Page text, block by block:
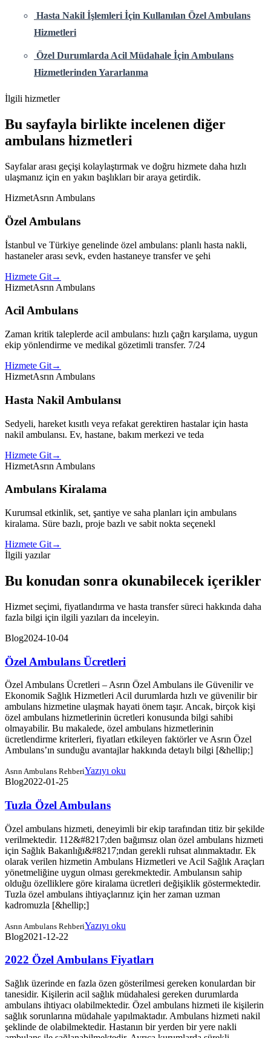
Hasta Nakil İşlemleri İçin Kullanılan Özel Ambulans
Hizmetleri
Özel Durumlarda Acil Müdahale İçin Ambulans
Hizmetlerinden Yararlanma
İlgili hizmetler
Bu sayfayla birlikte incelenen diğer
ambulans hizmetleri
Sayfalar arası geçişi kolaylaştırmak ve doğru hizmete daha hızlı
ulaşmanız için en yakın başlıkları bir araya getirdik.
HizmetAsrın Ambulans
Özel Ambulans
İstanbul ve Türkiye genelinde özel ambulans: planlı hasta nakli,
hastaneler arası sevk, evden hastaneye transfer ve şehi
Hizmete Git→
HizmetAsrın Ambulans
Acil Ambulans
Zaman kritik taleplerde acil ambulans: hızlı çağrı karşılama, uygun
ekip yönlendirme ve medikal gözetimli transfer. 7/24
Hizmete Git→
HizmetAsrın Ambulans
Hasta Nakil Ambulansı
Sedyeli, hareket kısıtlı veya refakat gerektiren hastalar için hasta
nakil ambulansı. Ev, hastane, bakım merkezi ve teda
Hizmete Git→
HizmetAsrın Ambulans
Ambulans Kiralama
Kurumsal etkinlik, set, şantiye ve saha planları için ambulans
kiralama. Süre bazlı, proje bazlı ve sabit nokta seçenekl
Hizmete Git→
İlgili yazılar
Bu konudan sonra okunabilecek içerikler
Hizmet seçimi, fiyatlandırma ve hasta transfer süreci hakkında daha
fazla bilgi için ilgili yazıları da inceleyin.
Blog2024-10-04
Özel Ambulans Ücretleri
Özel Ambulans Ücretleri – Asrın Özel Ambulans ile Güvenilir ve
Ekonomik Sağlık Hizmetleri Acil durumlarda hızlı ve güvenilir bir
ambulans hizmetine ulaşmak hayati önem taşır. Ancak, birçok kişi
özel ambulans hizmetlerinin ücretleri konusunda bilgi sahibi
olmayabilir. Bu makalede, özel ambulans hizmetlerinin
ücretlendirme kriterleri, fiyatları etkileyen faktörler ve Asrın Özel
Ambulans’ın sunduğu avantajlar hakkında detaylı bilgi [&hellip;]
Asrın Ambulans RehberiYazıyı oku
Blog2022-01-25
Tuzla Özel Ambulans
Özel ambulans hizmeti, deneyimli bir ekip tarafından titiz bir şekilde
verilmektedir. 112&#8217;den bağımsız olan özel ambulans hizmeti
için Sağlık Bakanlığı&#8217;ndan gerekli ruhsat alınmaktadır. Ek
olarak verilen hizmetin Ambulans Hizmetleri ve Acil Sağlık Araçları
yönetmeliğine uygun olması gerekmektedir. Ambulansın sahip
olduğu özelliklere göre kiralama ücretleri değişiklik göstermektedir.
Tuzla özel ambulans ihtiyaçlarınız için her zaman uzman
kadromuzla [&hellip;]
Asrın Ambulans RehberiYazıyı oku
Blog2021-12-22
2022 Özel Ambulans Fiyatları
Sağlık üzerinde en fazla özen gösterilmesi gereken konulardan bir
tanesidir. Kişilerin acil sağlık müdahalesi gereken durumlarda
ambulans ihtiyacı olabilmektedir. Özel ambulans hizmeti ile kişilerin
sağlık sorunlarına müdahale yapılmaktadır. Ambulans hizmeti nakil
şeklinde de olabilmektedir. Hastanın bir yerden bir yere nakli